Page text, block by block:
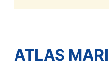
ATLAS